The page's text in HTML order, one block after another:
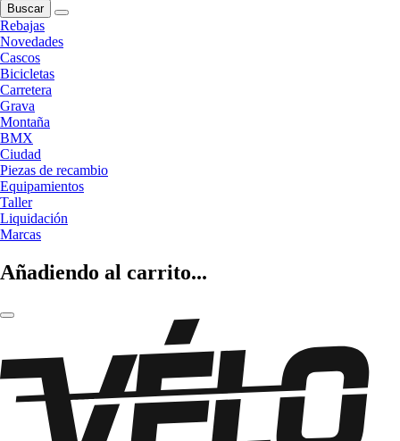
Buscar
Rebajas
Novedades
Cascos
Bicicletas
Carretera
Grava
Montaña
BMX
Ciudad
Piezas de recambio
Equipamientos
Taller
Liquidación
Marcas
Añadiendo al carrito...